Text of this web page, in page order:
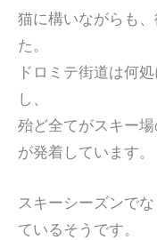
猫に構いながらも
た。
ドロミテ街道は何
し、
殆ど全てがスキー
が発着しています。
スキーシーズンで
ているそうです。